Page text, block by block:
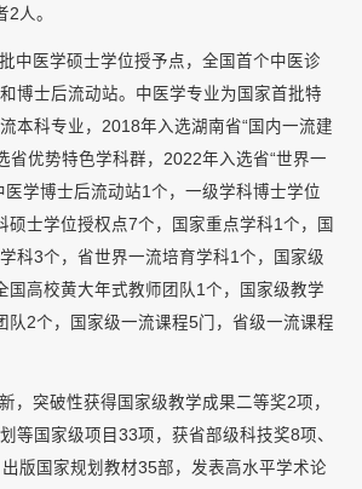
人。
中医学硕士学位授予点，全国首个中医诊
博士后流动站。中医学专业为国家首批特
本科专业，2018年入选湖南省“国内一流建
省优势特色学科群，2022年入选省“世界一
医学博士后流动站1个，一级学科博士学位
硕士学位授权点7个，国家重点学科1个，国
科3个，省世界一流培育学科1个，国家级
国高校黄大年式教师团队1个，国家级教学
队2个，国家级一流课程5门，省级一流课程
，突破性获得国家级教学成果二等奖2项，
等国家级项目33项，获省部级科技奖8项、
版国家规划教材35部，发表高水平学术论